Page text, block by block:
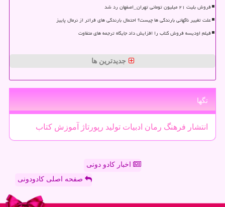
فروش بلیت ۲۱ میلیون تومانی تهران_اصفهان رد شد
علت تغییر ناگهانی بارندگی ها چیست؟ احتمال بارندگی های فراتر از نرمال پاییز
فیلم اودیسه فروش کتاب را افزایش داد جایگاه ترجمه های متفاوت
جدیدترین ها
تگها
انتشار فرهنگ رمان ادبیات تولید رپورتاژ آموزش كتاب
اخبار کادو دونی
صفحه اصلی کادودونی